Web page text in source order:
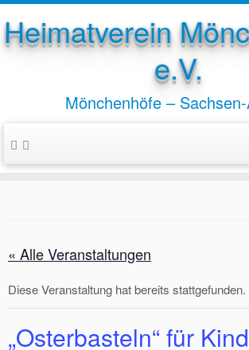
Heimatverein
e.V.
Mönchenhöfe –
« Alle Veranstaltungen
Diese Veranstaltung hat bereits stattgefunden.
„Osterbasteln“ für